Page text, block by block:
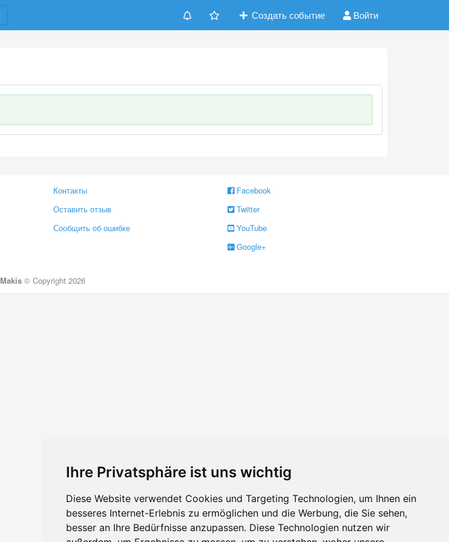
Ihre Privatsphäre ist uns wichtig
Diese Website verwendet Cookies und Targeting Technologien, um Ihnen ein
besseres Internet-Erlebnis zu ermöglichen und die Werbung, die Sie sehen,
besser an Ihre Bedürfnisse anzupassen. Diese Technologien nutzen wir
Создать событие Войти
Контакты
Оставить отзыв
Сообщить об ошибке
Facebook
Twitter
YouTube
Google+
Makis© Copyright 2026